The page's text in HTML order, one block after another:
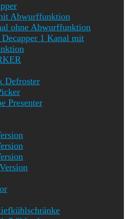
Abwurffunktion
ohne Abwurffunktion
Decapper 1 Kanal mit
Defroster
Presenter